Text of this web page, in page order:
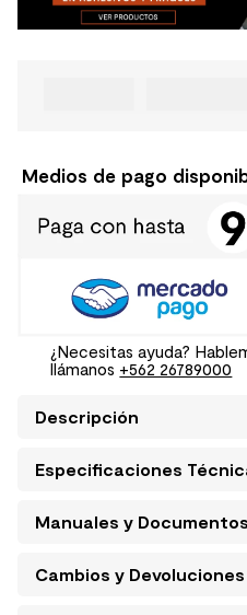
Medios de pago
¿Necesitas ayuda?
llámanos +562 26789000
Descripción
Especificaciones
Manuales y Documentos
Cambios y Devoluciones